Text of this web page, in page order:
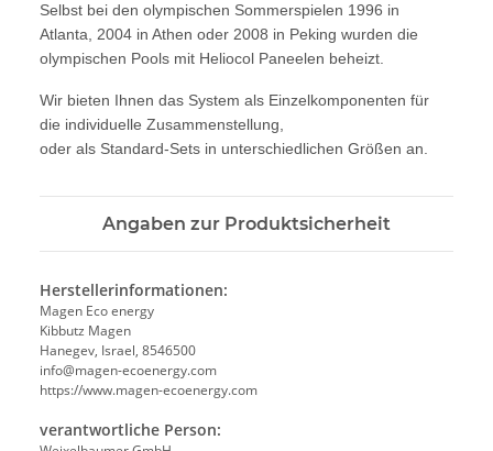
Selbst bei den olympischen Sommerspielen 1996 in
Atlanta, 2004 in Athen oder 2008 in Peking wurden die
olympischen Pools mit Heliocol Paneelen beheizt.
Wir bieten Ihnen das System als Einzelkomponenten für
die individuelle Zusammenstellung,
oder als Standard-Sets in unterschiedlichen Größen an.
Angaben zur Produktsicherheit
Herstellerinformationen:
Magen Eco energy
Kibbutz Magen
Hanegev, Israel, 8546500
info@magen-ecoenergy.com
https://www.magen-ecoenergy.com
verantwortliche Person: